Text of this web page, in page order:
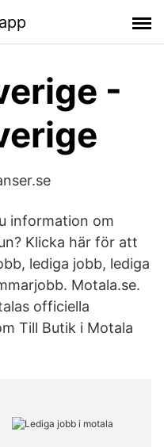
-
information om
Klicka här för att
lediga jobb, lediga
Motala.se.
officiella
Till Butik i Motala